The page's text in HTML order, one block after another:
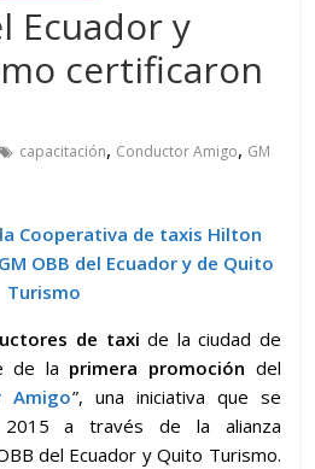
Ecuador y
certificaron
capacitación, Conductor Amigo, GM
Cooperativa de taxis Hilton
OBB del Ecuador y de Quito
Turismo
de taxi de la ciudad de
de la primera promoción del
Amigo”, una iniciativa que se
a través de la alianza
del Ecuador y Quito Turismo.